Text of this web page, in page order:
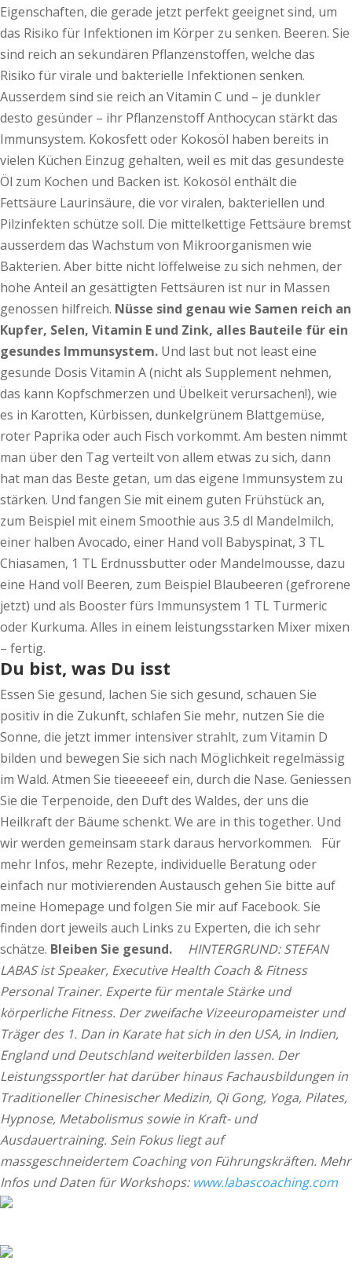
Eigenschaften, die gerade jetzt perfekt geeignet sind, um
das Risiko für Infektionen im Körper zu senken. Beeren. Sie
sind reich an sekundären Pflanzenstoffen, welche das
Risiko für virale und bakterielle Infektionen senken.
Ausserdem sind sie reich an Vitamin C und – je dunkler
desto gesünder – ihr Pflanzenstoff Anthocycan stärkt das
Immunsystem. Kokosfett oder Kokosöl haben bereits in
vielen Küchen Einzug gehalten, weil es mit das gesundeste
Öl zum Kochen und Backen ist. Kokosöl enthält die
Fettsäure Laurinsäure, die vor viralen, bakteriellen und
Pilzinfekten schütze soll. Die mittelkettige Fettsäure bremst
ausserdem das Wachstum von Mikroorganismen wie
Bakterien. Aber bitte nicht löffelweise zu sich nehmen, der
hohe Anteil an gesättigten Fettsäuren ist nur in Massen
genossen hilfreich. Nüsse sind genau wie Samen reich an
Kupfer, Selen, Vitamin E und Zink, alles Bauteile für ein
gesundes Immunsystem. Und last but not least eine
gesunde Dosis Vitamin A (nicht als Supplement nehmen,
das kann Kopfschmerzen und Übelkeit verursachen!), wie
es in Karotten, Kürbissen, dunkelgrünem Blattgemüse,
roter Paprika oder auch Fisch vorkommt. Am besten nimmt
man über den Tag verteilt von allem etwas zu sich, dann
hat man das Beste getan, um das eigene Immunsystem zu
stärken. Und fangen Sie mit einem guten Frühstück an,
zum Beispiel mit einem Smoothie aus 3.5 dl Mandelmilch,
einer halben Avocado, einer Hand voll Babyspinat, 3 TL
Chiasamen, 1 TL Erdnussbutter oder Mandelmousse, dazu
eine Hand voll Beeren, zum Beispiel Blaubeeren (gefrorene
jetzt) und als Booster fürs Immunsystem 1 TL Turmeric
oder Kurkuma. Alles in einem leistungsstarken Mixer mixen
– fertig.
Du bist, was Du isst
Essen Sie gesund, lachen Sie sich gesund, schauen Sie
positiv in die Zukunft, schlafen Sie mehr, nutzen Sie die
Sonne, die jetzt immer intensiver strahlt, zum Vitamin D
bilden und bewegen Sie sich nach Möglichkeit regelmässig
im Wald. Atmen Sie tieeeeeef ein, durch die Nase. Geniessen
Sie die Terpenoide, den Duft des Waldes, der uns die
Heilkraft der Bäume schenkt. We are in this together. Und
wir werden gemeinsam stark daraus hervorkommen. Für
mehr Infos, mehr Rezepte, individuelle Beratung oder
einfach nur motivierenden Austausch gehen Sie bitte auf
meine Homepage und folgen Sie mir auf Facebook. Sie
finden dort jeweils auch Links zu Experten, die ich sehr
schätze. Bleiben Sie gesund. HINTERGRUND:STEFAN
LABAS ist Speaker, Executive Health Coach & Fitness
Personal Trainer. Experte für mentale Stärke und
körperliche Fitness. Der zweifache Vizeeuropameister und
Träger des 1. Dan in Karate hat sich in den USA, in Indien,
England und Deutschland weiterbilden lassen. Der
Leistungssportler hat darüber hinaus Fachausbildungen in
Traditioneller Chinesischer Medizin, Qi Gong, Yoga, Pilates,
Hypnose, Metabolismus sowie in Kraft- und
Ausdauertraining. Sein Fokus liegt auf
massgeschneidertem Coaching von Führungskräften. Mehr
Infos und Daten für Workshops: www.labascoaching.com